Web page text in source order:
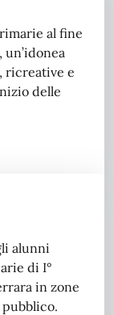
al fine
ricreative e
delle
alunni
di I°
in zone